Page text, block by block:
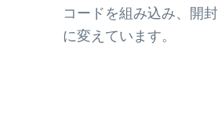
コードを組み込み、開
に変えています。